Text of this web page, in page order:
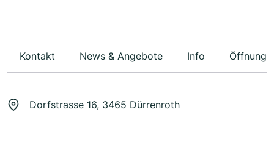
Kontakt News & Angebote Info
Dorfstrasse 16, 3465 Dürrenroth